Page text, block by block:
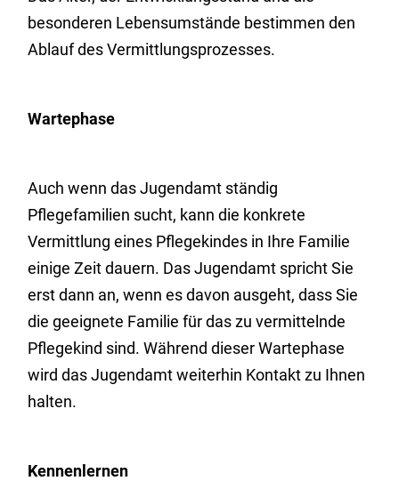
besonderen Lebensumstände bestimmen den
Ablauf des Vermittlungsprozesses.
Wartephase
Auch wenn das Jugendamt ständig
Pflegefamilien sucht, kann die konkrete
Vermittlung eines Pflegekindes in Ihre Familie
einige Zeit dauern. Das Jugendamt spricht Sie
erst dann an, wenn es davon ausgeht, dass Sie
die geeignete Familie für das zu vermittelnde
Pflegekind sind. Während dieser Wartephase
wird das Jugendamt weiterhin Kontakt zu Ihnen
halten.
Kennenlernen